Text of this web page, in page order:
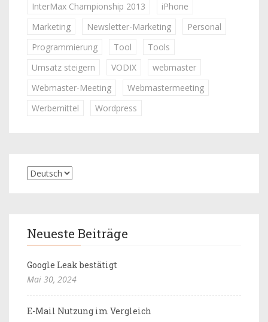
InterMax Championship 2013
iPhone
Marketing
Newsletter-Marketing
Personal
Programmierung
Tool
Tools
Umsatz steigern
VODIX
webmaster
Webmaster-Meeting
Webmastermeeting
Werbemittel
Wordpress
Neueste Beiträge
Google Leak bestätigt
Mai 30, 2024
E-Mail Nutzung im Vergleich